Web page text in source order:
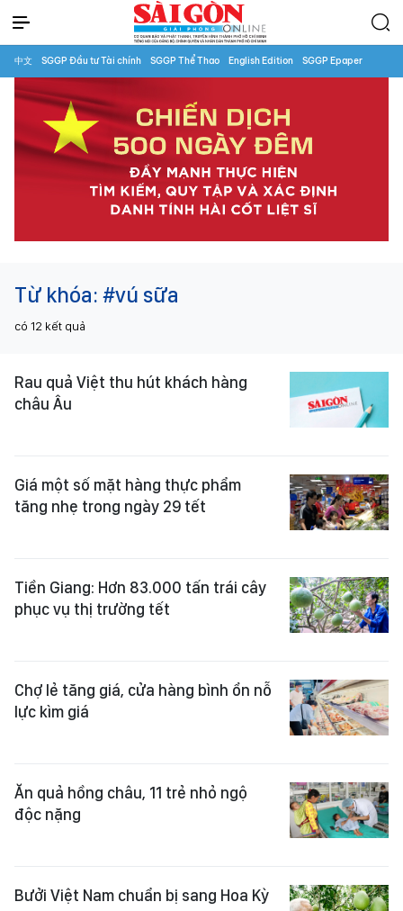
中文 SGGP Đầu tư Tài chính SGGP Thể Thao English Edition SGGP Epaper
Từ khóa: #vú sữa
có 12 kết quả
Rau quả Việt thu hút khách hàng
châu Âu
Giá một số mặt hàng thực phẩm
tăng nhẹ trong ngày 29 tết
Tiền Giang: Hơn 83.000 tấn trái cây
phục vụ thị trường tết
Chợ lẻ tăng giá, cửa hàng bình ổn nỗ
lực kìm giá
Ăn quả hồng châu, 11 trẻ nhỏ ngộ
độc nặng
Bưởi Việt Nam chuẩn bị sang Hoa Kỳ